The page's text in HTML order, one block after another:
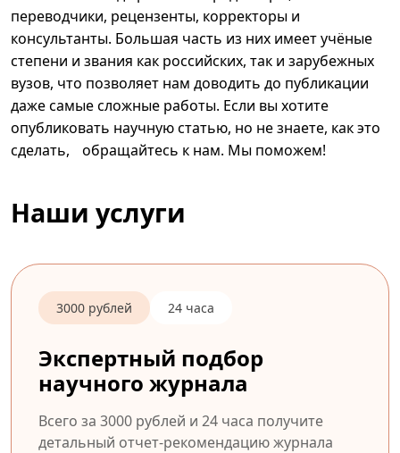
переводчики, рецензенты, корректоры и
консультанты. Большая часть из них имеет учёные
степени и звания как российских, так и зарубежных
вузов, что позволяет нам доводить до публикации
даже самые сложные работы. Если вы хотите
опубликовать научную статью, но не знаете, как это
сделать, обращайтесь к нам. Мы поможем!
Наши услуги
3000 рублей 24 часа
Экспертный подбор
научного журнала
Всего за 3000 рублей и 24 часа получите
детальный отчет-рекомендацию журнала